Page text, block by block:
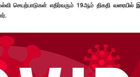
செயற்பாடுகள் எதிர்வரும் 19ஆம் திகதி